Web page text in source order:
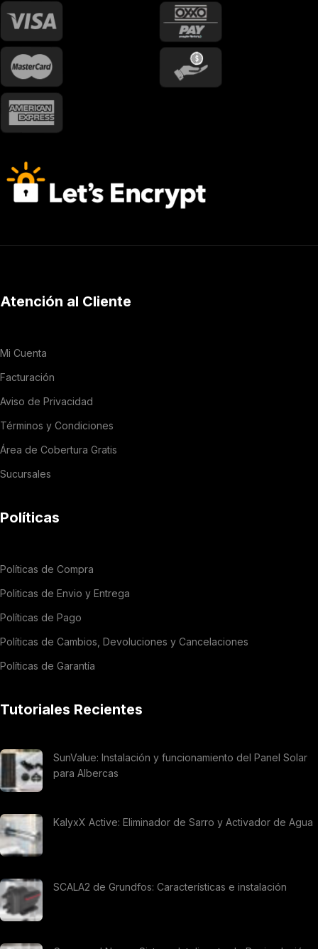
Atención al Cliente
Mi Cuenta
Facturación
Aviso de Privacidad
Términos y Condiciones
Área de Cobertura Gratis
Sucursales
Políticas
Políticas de Compra
Politicas de Envio y Entrega
Políticas de Pago
Políticas de Cambios, Devoluciones y Cancelaciones
Políticas de Garantía
Tutoriales Recientes
SunValue: Instalación y funcionamiento del Panel Solar
para Albercas
KalyxX Active: Eliminador de Sarro y Activador de Agua
SCALA2 de Grundfos: Características e instalación